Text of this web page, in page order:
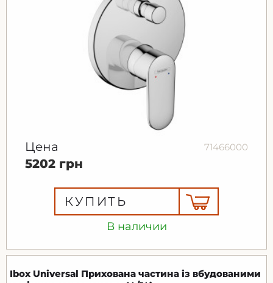
В наличии
Цена 71466000
5202 грн
КУПИТЬ
Ibox Universal Прихована частина із вбудованими